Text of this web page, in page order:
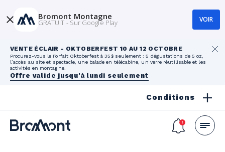
VENTE ÉCLAIR - OKTOBERFEST 10 AU 12 OCTOBRE
Procurez-vous le Forfait Oktoberfest à 35$ seulement : 5 dégustations de 5 oz,
l’accès au site et spectacle, une balade en télécabine, un verre réutilisable et les
activités en montagne.
Offre valide jusqu'à lundi seulement
Conditions
Bromont Montagne
GRATUIT - Sur Google Play VOIR